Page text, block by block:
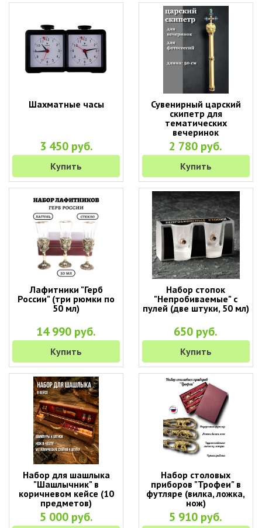
Шахматные часы
3 450 руб.
Купить
Сувенирный царский
скипетр для
тематических
вечеринок
2 780 руб.
Купить
Лафитники "Герб
России" (три рюмки по
50 мл)
14 990 руб.
Купить
Набор стопок
"Непробиваемые" с
пулей (две штуки, 50 мл)
650 руб.
Купить
Набор для шашлыка
"Шашлычник" в
коричневом кейсе (10
предметов)
5 000 руб.
Набор столовых
приборов "Трофеи" в
футляре (вилка, ложка,
нож)
5 910 руб.